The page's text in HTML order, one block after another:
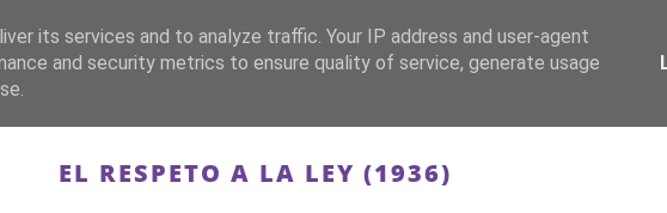
FRANQUISMO GUERRA DE ESPAÑA MEMORIA RÉGIMEN -
EL RESPETO A LA LEY (1936)
its services and to analyze traffic. Your IP address and user-agent
and security metrics to ensure quality of service, generate usage